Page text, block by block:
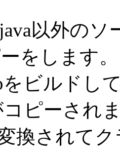
以外の
をします。
ビルドし
ピーされ
換されて